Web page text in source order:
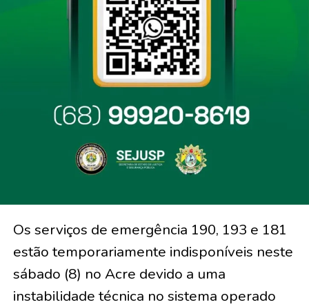
Os serviços de emergência 190, 193 e 181
estão temporariamente indisponíveis neste
sábado (8) no Acre devido a uma
instabilidade técnica no sistema operado